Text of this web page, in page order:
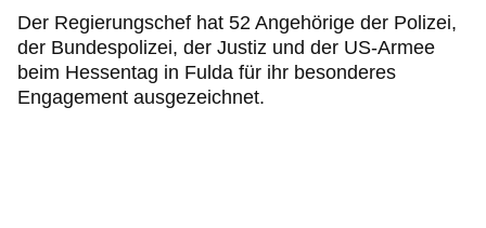
Der Regierungschef hat 52 Angehörige der Polizei,
der Bundespolizei, der Justiz und der US-Armee
beim Hessentag in Fulda für ihr besonderes
Engagement ausgezeichnet.